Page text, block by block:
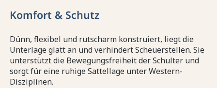
Komfort & Schutz
Dünn, flexibel und rutscharm konstruiert, liegt die
Unterlage glatt an und verhindert Scheuerstellen. Sie
unterstützt die Bewegungsfreiheit der Schulter und
sorgt für eine ruhige Sattellage unter Western-
Disziplinen.